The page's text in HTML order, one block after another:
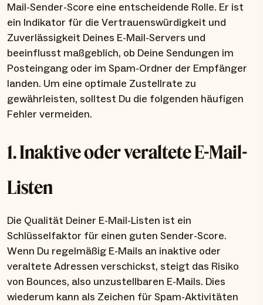
Mail-Sender-Score eine entscheidende Rolle. Er ist
ein Indikator für die Vertrauenswürdigkeit und
Zuverlässigkeit Deines E-Mail-Servers und
beeinflusst maßgeblich, ob Deine Sendungen im
Posteingang oder im Spam-Ordner der Empfänger
landen. Um eine optimale Zustellrate zu
gewährleisten, solltest Du die folgenden häufigen
Fehler vermeiden.
1. Inaktive oder veraltete E-Mail-
Listen
Die Qualität Deiner E-Mail-Listen ist ein
Schlüsselfaktor für einen guten Sender-Score.
Wenn Du regelmäßig E-Mails an inaktive oder
veraltete Adressen verschickst, steigt das Risiko
von Bounces, also unzustellbaren E-Mails. Dies
wiederum kann als Zeichen für Spam-Aktivitäten